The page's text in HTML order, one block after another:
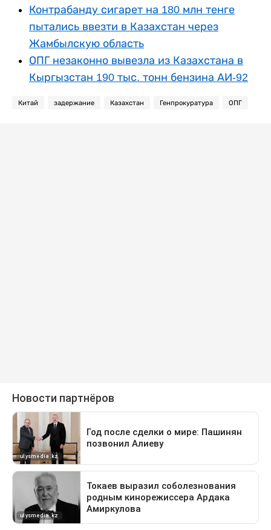
Контрабанду сигарет на 180 млн тенге
пытались ввезти в Казахстан через
Жамбылскую область
ОПГ незаконно вывезла из Казахстана в
Кыргызстан 190 тыс. тонн бензина АИ-92
Китай задержание Казахстан Генпрокуратура ОПГ